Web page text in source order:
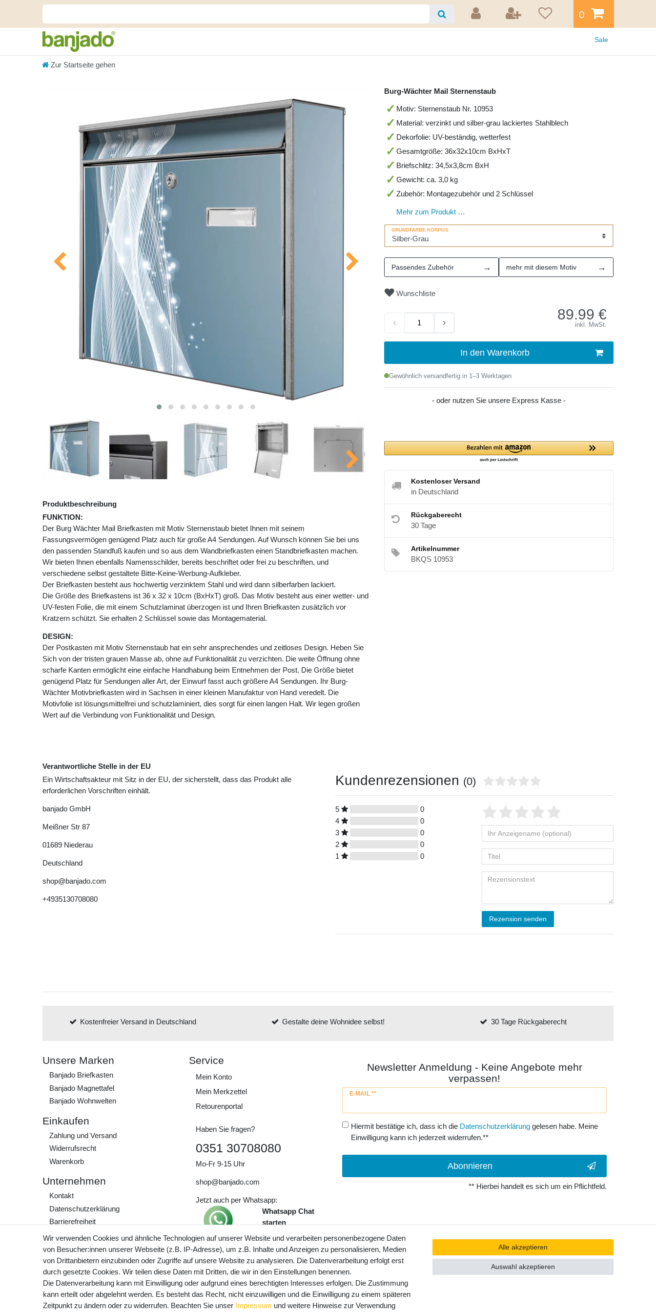
0
Sale
Zur Startseite gehen
Produktbeschreibung
FUNKTION:
Der Burg Wächter Mail Briefkasten mit Motiv Sternenstaub bietet Ihnen mit seinem
Fassungsvermögen genügend Platz auch für große A4 Sendungen. Auf Wunsch können Sie bei uns
den passenden Standfuß kaufen und so aus dem Wandbriefkasten einen Standbriefkasten machen.
Wir bieten Ihnen ebenfalls Namensschilder, bereits beschriftet oder frei zu beschriften, und
verschiedene selbst gestaltete Bitte-Keine-Werbung-Aufkleber.
Der Briefkasten besteht aus hochwertig verzinktem Stahl und wird dann silberfarben lackiert.
Die Größe des Briefkastens ist 36 x 32 x 10cm (BxHxT) groß. Das Motiv besteht aus einer wetter- und
UV-festen Folie, die mit einem Schutzlaminat überzogen ist und Ihren Briefkasten zusätzlich vor
Kratzern schützt. Sie erhalten 2 Schlüssel sowie das Montagematerial.
DESIGN:
Der Postkasten mit Motiv Sternenstaub hat ein sehr ansprechendes und zeitloses Design. Heben Sie
Sich von der tristen grauen Masse ab, ohne auf Funktionalität zu verzichten. Die weite Öffnung ohne
scharfe Kanten ermöglicht eine einfache Handhabung beim Entnehmen der Post. Die Größe bietet
genügend Platz für Sendungen aller Art, der Einwurf fasst auch größere A4 Sendungen. Ihr Burg-
Wächter Motivbriefkasten wird in Sachsen in einer kleinen Manufaktur von Hand veredelt. Die
Motivfolie ist lösungsmittelfrei und schutzlaminiert, dies sorgt für einen langen Halt. Wir legen großen
Wert auf die Verbindung von Funktionalität und Design.
Burg-Wächter Mail Sternenstaub
Motiv: Sternenstaub Nr. 10953
Material: verzinkt und silber-grau lackiertes Stahlblech
Dekorfolie: UV-beständig, wetterfest
Gesamtgröße: 36x32x10cm BxHxT
Briefschlitz: 34,5x3,8cm BxH
Gewicht: ca. 3,0 kg
Zubehör: Montagezubehör und 2 Schlüssel
Mehr zum Produkt …
GRUNDFARBE KORPUS
Passendes Zubehör → mehr mit diesem Motiv →
Wunschliste
89.99 €
inkl. MwSt.
In den Warenkorb
Gewöhnlich versandfertig in 1–3 Werktagen
- oder nutzen Sie unsere Express Kasse -
Kostenloser Versand
in Deutschland
Rückgaberecht
30 Tage
Artikelnummer
BKQS 10953
Verantwortliche Stelle in der EU
Ein Wirtschaftsakteur mit Sitz in der EU, der sicherstellt, dass das Produkt alle
erforderlichen Vorschriften einhält.
banjado GmbH
Meißner Str 87
01689 Niederau
Deutschland
shop@banjado.com
+4935130708080
Kundenrezensionen (0)
5
0
4
0
3
0
2
0
1
0
Rezension senden
Kostenfreier Versand in Deutschland Gestalte deine Wohnidee selbst! 30 Tage Rückgaberecht
Unsere Marken
Banjado Briefkasten
Banjado Magnettafel
Banjado Wohnwelten
Einkaufen
Zahlung und Versand
Widerrufs­recht
Warenkorb
Unternehmen
Kontakt
Daten­schutz­erklärung
Barrierefreiheit
AGB
Impressum
Werde Teil unserer
Community
Service
Mein Konto
Mein Merkzettel
Retourenportal
Haben Sie fragen?
0351 30708080
Mo-Fr 9-15 Uhr
shop@banjado.com
Jetzt auch per Whatsapp:
Whatsapp Chat
starten
Preisangaben inkl. gesetzl. MwSt. und
zzgl. Service- und Versandkosten
Newsletter Anmeldung - Keine Angebote mehr
verpassen!
E-MAIL **
Newsletter
Hiermit bestätige ich, dass ich die Daten­schutz­erklärunggelesen habe. Meine
Einwilligung kann ich jederzeit widerrufen.**
Abonnieren
** Hierbei handelt es sich um ein Pflichtfeld.
Wir verwenden Cookies und ähnliche Technologien auf unserer Website und verarbeiten personenbezogene Daten
von Besucher:innen unserer Webseite (z.B. IP-Adresse), um z.B. Inhalte und Anzeigen zu personalisieren, Medien
von Drittanbietern einzubinden oder Zugriffe auf unsere Website zu analysieren. Die Datenverarbeitung erfolgt erst
durch gesetzte Cookies. Wir teilen diese Daten mit Dritten, die wir in den Einstellungen benennen.
Die Datenverarbeitung kann mit Einwilligung oder aufgrund eines berechtigten Interesses erfolgen. Die Zustimmung
kann erteilt oder abgelehnt werden. Es besteht das Recht, nicht einzuwilligen und die Einwilligung zu einem späteren
Zeitpunkt zu ändern oder zu widerrufen. Beachten Sie unser Impressum und weitere Hinweise zur Verwendung
Alle akzeptieren
Auswahl akzeptieren